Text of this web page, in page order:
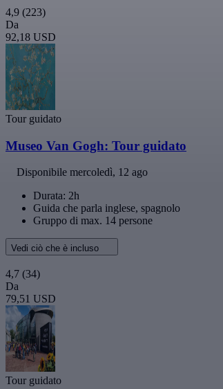
4,9 (223)
Da
92,18 USD
Tour guidato
Museo Van Gogh: Tour guidato
Disponibile mercoledì, 12 ago
Durata: 2h
Guida che parla inglese, spagnolo
Gruppo di max. 14 persone
Vedi ciò che è incluso
4,7 (34)
Da
79,51 USD
Tour guidato